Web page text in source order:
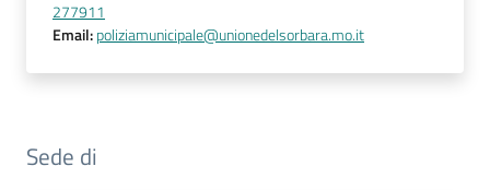
277911
Email:poliziamunicipale@unionedelsorbara.mo.it
Sede di